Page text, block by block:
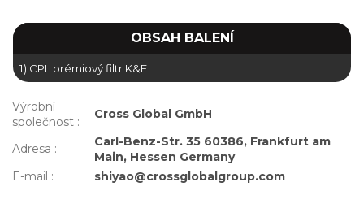
OBSAH BALENÍ
1) CPL prémiový filtr K&F
Výrobní
společnost :
Cross Global GmbH
Adresa :
Carl-Benz-Str. 35 60386, Frankfurt am
Main, Hessen Germany
E-mail : shiyao@crossglobalgroup.com